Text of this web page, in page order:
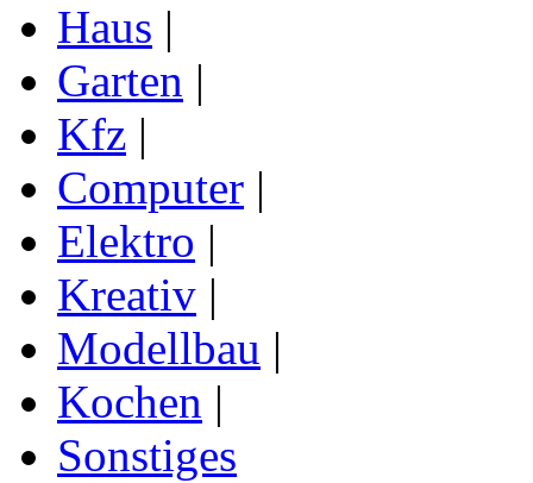
Haus |
Garten |
Kfz |
Computer |
Elektro |
Kreativ |
Modellbau |
Kochen |
Sonstiges